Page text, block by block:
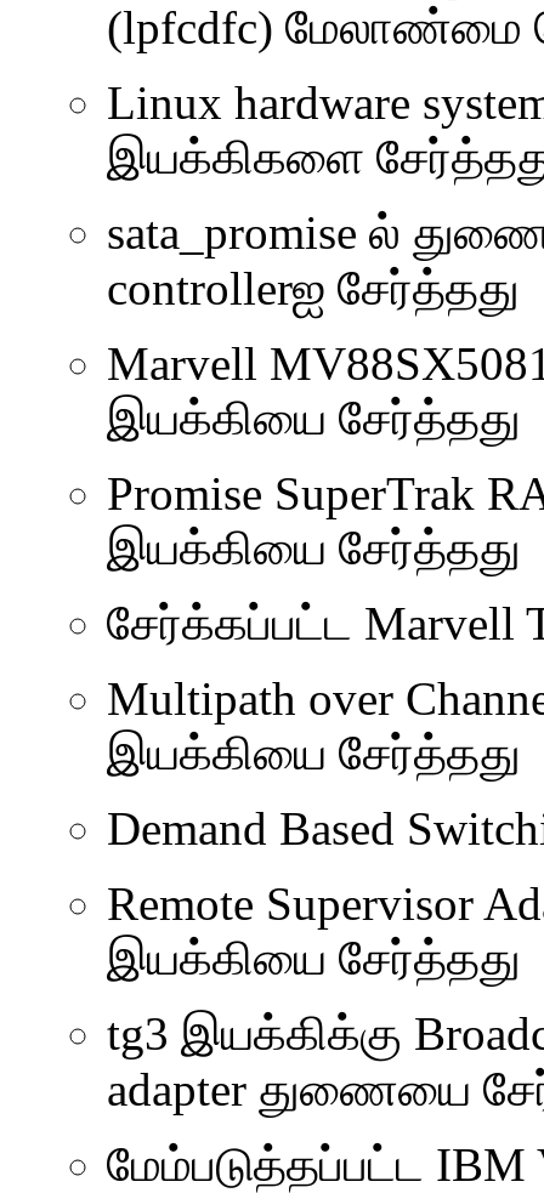
(lpfcdfc) மேலாண்மை
Linux hardware
இயக்கிகளை
sata_promise ல்
controllerஐ சேர்த்தது
Marvell
இயக்கியை சேர்த்தது
Promise SuperTrak
இயக்கியை சேர்த்தது
சேர்க்கப்பட்ட Marvell
Multipath over
இயக்கியை சேர்த்தது
Demand Based
Remote Supervisor
இயக்கியை சேர்த்தது
tg3 இயக்கிக்கு
adapter துணையை
மேம்படுத்தப்பட்ட IBM